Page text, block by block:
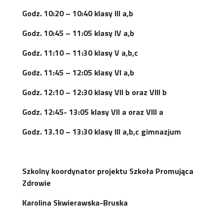
Godz. 10:20 – 10:40 klasy III a,b
Godz. 10:45 – 11:05 klasy IV a,b
Godz. 11:10 – 11:30 klasy V a,b,c
Godz. 11:45 – 12:05 klasy VI a,b
Godz. 12:10 – 12:30 klasy VII b oraz VIII b
Godz. 12:45- 13:05 klasy VII a oraz VIII a
Godz. 13.10 – 13:30 klasy III a,b,c gimnazjum
Szkolny koordynator projektu Szkoła Promująca
Zdrowie
Karolina Skwierawska-Bruska